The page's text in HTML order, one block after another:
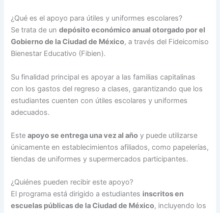
¿Qué es el apoyo para útiles y uniformes escolares?
Se trata de undepósito económico anual otorgado por el
Gobierno de la Ciudad de México, a través del Fideicomiso
Bienestar Educativo (Fibien).
Su finalidad principal es apoyar a las familias capitalinas
con los gastos del regreso a clases, garantizando que los
estudiantes cuenten con útiles escolares y uniformes
adecuados.
Esteapoyo se entrega una vez al año y puede utilizarse
únicamente en establecimientos afiliados, como papelerías,
tiendas de uniformes y supermercados participantes.
¿Quiénes pueden recibir este apoyo?
El programa está dirigido a estudiantes inscritos en
escuelas públicas de la Ciudad de México, incluyendo los